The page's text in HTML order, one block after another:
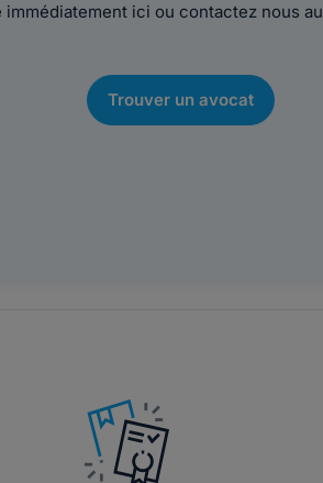
ici ou contactez nous au
Trouver un avocat